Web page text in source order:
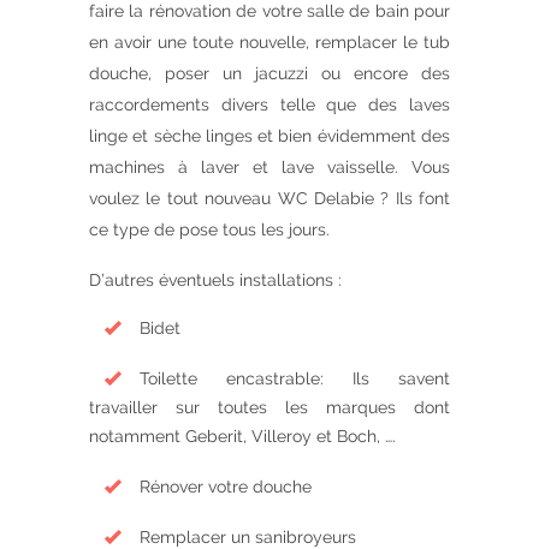
faire la rénovation de votre salle de bain pour
en avoir une toute nouvelle, remplacer le tub
douche, poser un jacuzzi ou encore des
raccordements divers telle que des laves
linge et sèche linges et bien évidemment des
machines à laver et lave vaisselle. Vous
voulez le tout nouveau WC Delabie ? Ils font
ce type de pose tous les jours.
D’autres éventuels installations :
Bidet
Toilette encastrable: Ils savent
travailler sur toutes les marques dont
notamment Geberit, Villeroy et Boch, ….
Rénover votre douche
Remplacer un sanibroyeurs